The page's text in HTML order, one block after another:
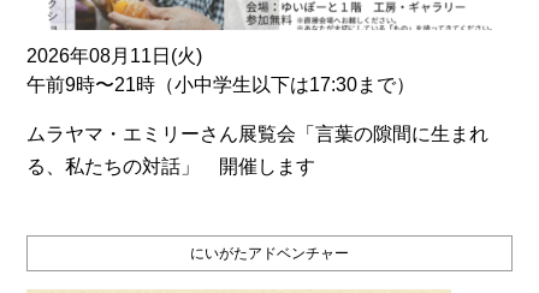
2026年08月11日(火)
午前9時〜21時（小中学生以下は17:30まで）
ムラヤマ・エミリーさん展覧会「言葉の隙間に生まれ
る、私たちの対話」 開催します
にいがたアドベンチャー